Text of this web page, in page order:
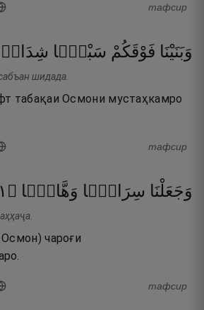
тафсир
وَبَنَيْنَا فَوْقَكُمْ سَبْعًۭا
шидада.
табақаи Осмони мустаҳкамро
тафсир
وَجَعَلْنَا سِرَاجًۭا وَهَّاجًۭا ۝
чароғи
тафсир